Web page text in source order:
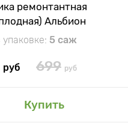
ремонтантная
Альбион
5 саж
руб 699 руб
Купить